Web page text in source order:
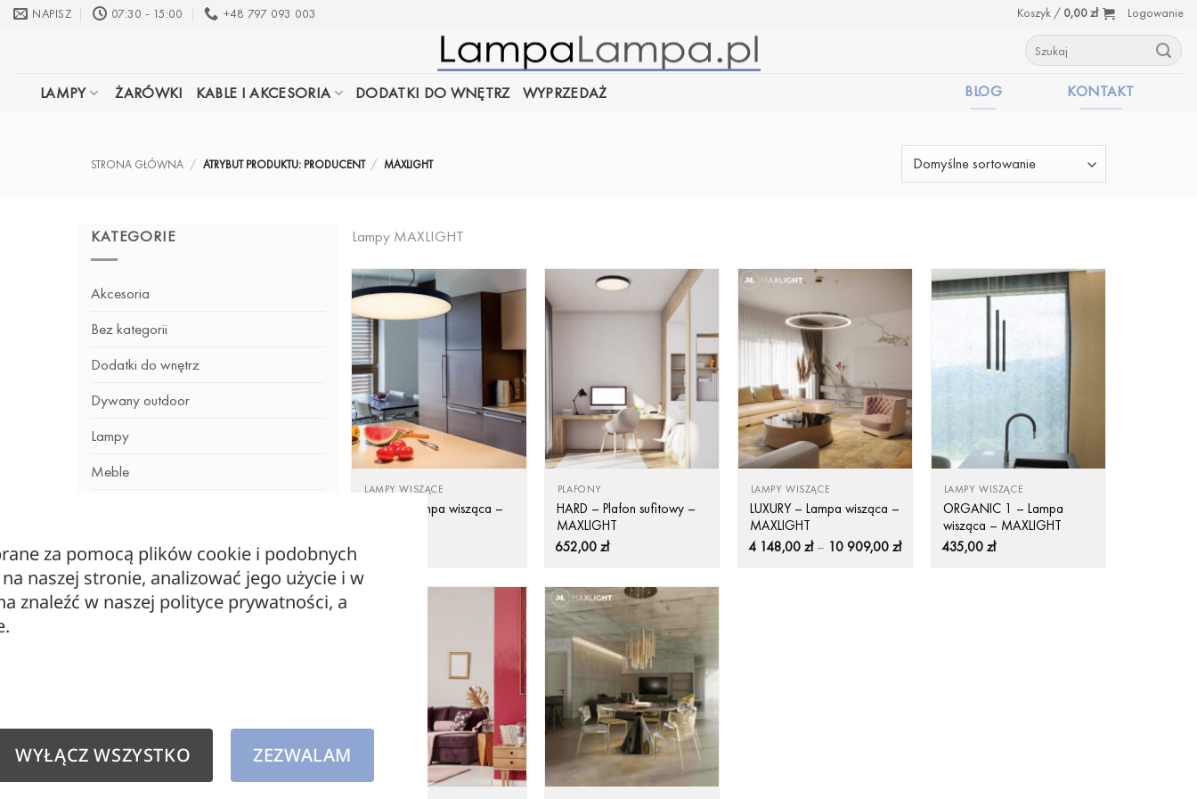
PrzewińNAPISZ 07:30 - 15:00 +48 797 093 003 Koszyk / 0,00zł
Logowanie
Szukaj:
LAMPY ŻARÓWKI KABLE I AKCESORIA DODATKI DO WNĘTRZ WYPRZEDAŻ BLOG KONTAKT
STRONA GŁÓWNA / ATRYBUT PRODUKTU: PRODUCENT / MAXLIGHT
KATEGORIE
Akcesoria
Bez kategorii
Dodatki do wnętrz
Dywany outdoor
Lampy
Meble
Oświetlenie zewnętrzne
outlet
WYPRZEDAŻ
Lampy MAXLIGHT
LAMPY WISZĄCE
HARD – Lampa wisząca –
PLAFONY
HARD – Plafon sufitowy –
MAXLIGHT
652,00 zł
LAMPY WISZĄCE
LUXURY – Lampa wisząca –
MAXLIGHT
4 148,00 zł – 10 909,00 złZakres
LAMPY WISZĄCE
ORGANIC 1 – Lampa
wisząca – MAXLIGHT
435,00 zł
za pomocą plików cookie i podobnych
naszej stronie, analizować jego użycie i w
znaleźć w naszej polityce prywatności, a
WYŁĄCZ WSZYSTKO ZEZWALAM